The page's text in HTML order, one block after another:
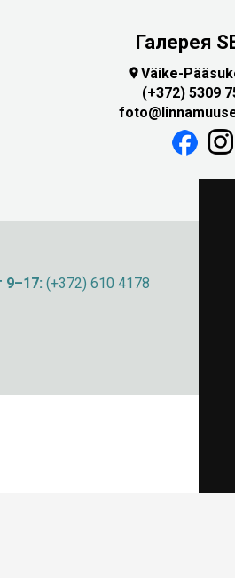
Галерея
Väike-
(+372) 5309
9–17: (+372) 610 4178